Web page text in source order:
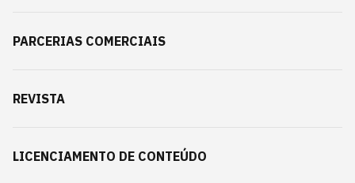
PARCERIAS COMERCIAIS
REVISTA
LICENCIAMENTO DE CONTEÚDO